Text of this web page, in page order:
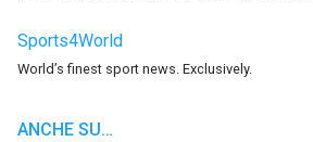
Sports4World
World’s finest sport news. Exclusively.
ANCHE SU…